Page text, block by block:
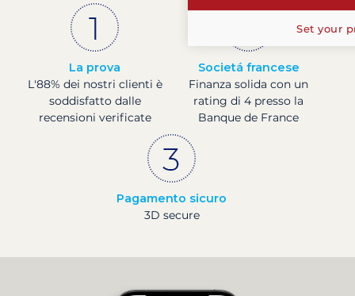
La prova
L'88% dei nostri clienti è
soddisfatto dalle
recensioni verificate
Societá francese
Finanza solida con un
rating di 4 presso la
Banque de France
Pagamento sicuro
3D secure
Set your